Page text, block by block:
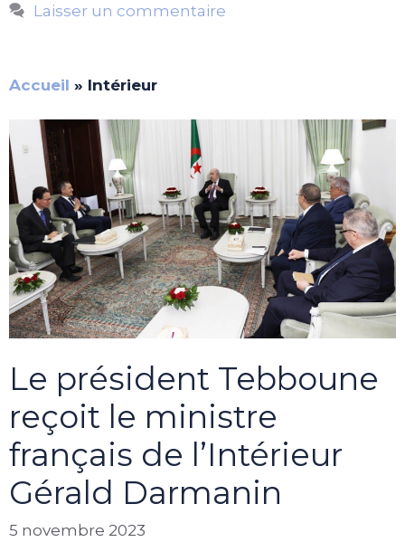
Laisser un commentaire
Accueil » Intérieur
Le président Tebboune
reçoit le ministre
français de l’Intérieur
Gérald Darmanin
5 novembre 2023